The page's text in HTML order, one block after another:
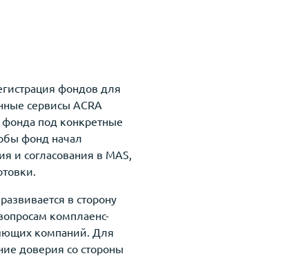
фондов для
сервисы ACRA
фонда под конкретные
фонд начал
и согласования в MAS,
в сторону
комплаенс-
компаний. Для
доверия со стороны